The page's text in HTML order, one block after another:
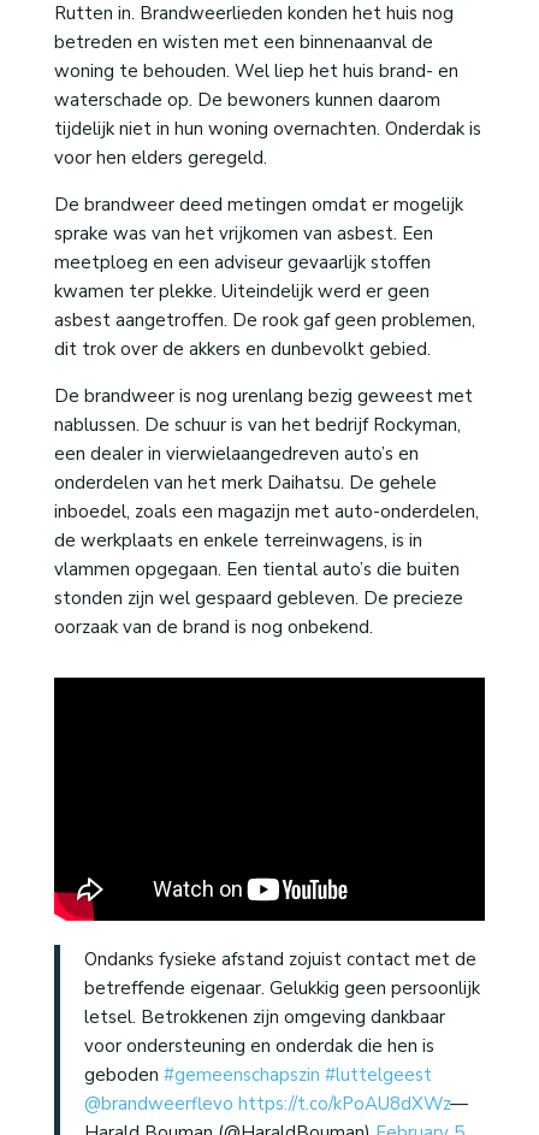
Rutten in. Brandweerlieden konden het huis nog
betreden en wisten met een binnenaanval de
woning te behouden. Wel liep het huis brand- en
waterschade op. De bewoners kunnen daarom
tijdelijk niet in hun woning overnachten. Onderdak is
voor hen elders geregeld.
De brandweer deed metingen omdat er mogelijk
sprake was van het vrijkomen van asbest. Een
meetploeg en een adviseur gevaarlijk stoffen
kwamen ter plekke. Uiteindelijk werd er geen
asbest aangetroffen. De rook gaf geen problemen,
dit trok over de akkers en dunbevolkt gebied.
De brandweer is nog urenlang bezig geweest met
nablussen. De schuur is van het bedrijf Rockyman,
een dealer in vierwielaangedreven auto’s en
onderdelen van het merk Daihatsu. De gehele
inboedel, zoals een magazijn met auto-onderdelen,
de werkplaats en enkele terreinwagens, is in
vlammen opgegaan. Een tiental auto’s die buiten
stonden zijn wel gespaard gebleven. De precieze
oorzaak van de brand is nog onbekend.
Ondanks fysieke afstand zojuist contact met de
betreffende eigenaar. Gelukkig geen persoonlijk
letsel. Betrokkenen zijn omgeving dankbaar
voor ondersteuning en onderdak die hen is
geboden #gemeenschapszin #luttelgeest
@brandweerflevo https://t.co/kPoAU8dXWz—